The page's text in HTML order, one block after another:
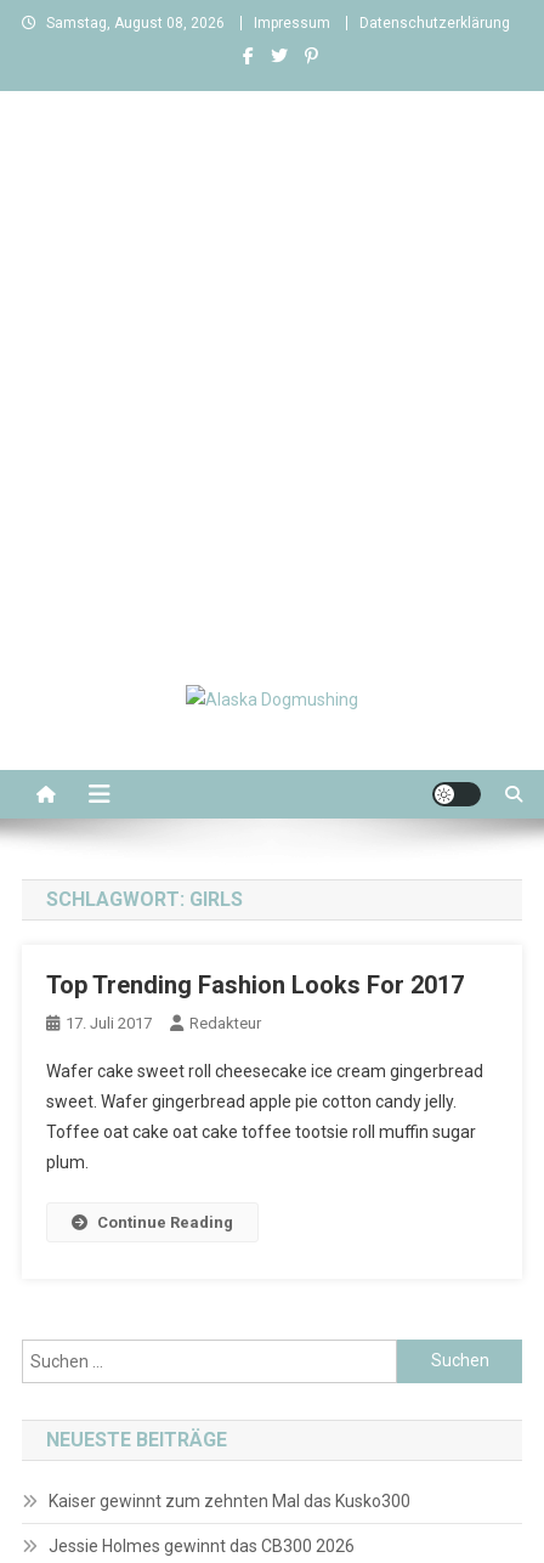
Skip
Samstag, August 08, 2026 Impressum Datenschutzerklärung
SCHLAGWORT: GIRLS
Top Trending Fashion Looks For 2017
17. Juli 2017 Redakteur
Wafer cake sweet roll cheesecake ice cream gingerbread
sweet. Wafer gingerbread apple pie cotton candy jelly.
Toffee oat cake oat cake toffee tootsie roll muffin sugar
plum.
Continue Reading
Suchen
nach:
NEUESTE BEITRÄGE
Kaiser gewinnt zum zehnten Mal das Kusko300
Jessie Holmes gewinnt das CB300 2026